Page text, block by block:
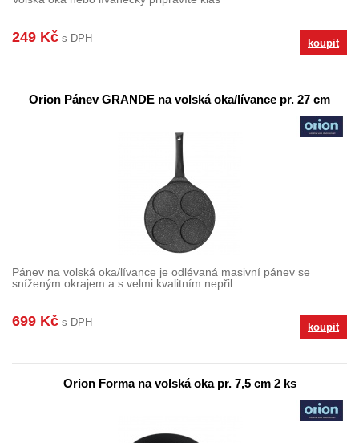
249 Kč s DPH koupit
Orion Pánev GRANDE na volská oka/lívance pr. 27 cm
Pánev na volská oka/lívance je odlévaná masivní pánev se
sníženým okrajem a s velmi kvalitním nepřil
699 Kč s DPH koupit
Orion Forma na volská oka pr. 7,5 cm 2 ks